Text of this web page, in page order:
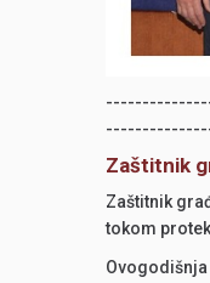
Zaštitnik
Zaštitnik
tokom